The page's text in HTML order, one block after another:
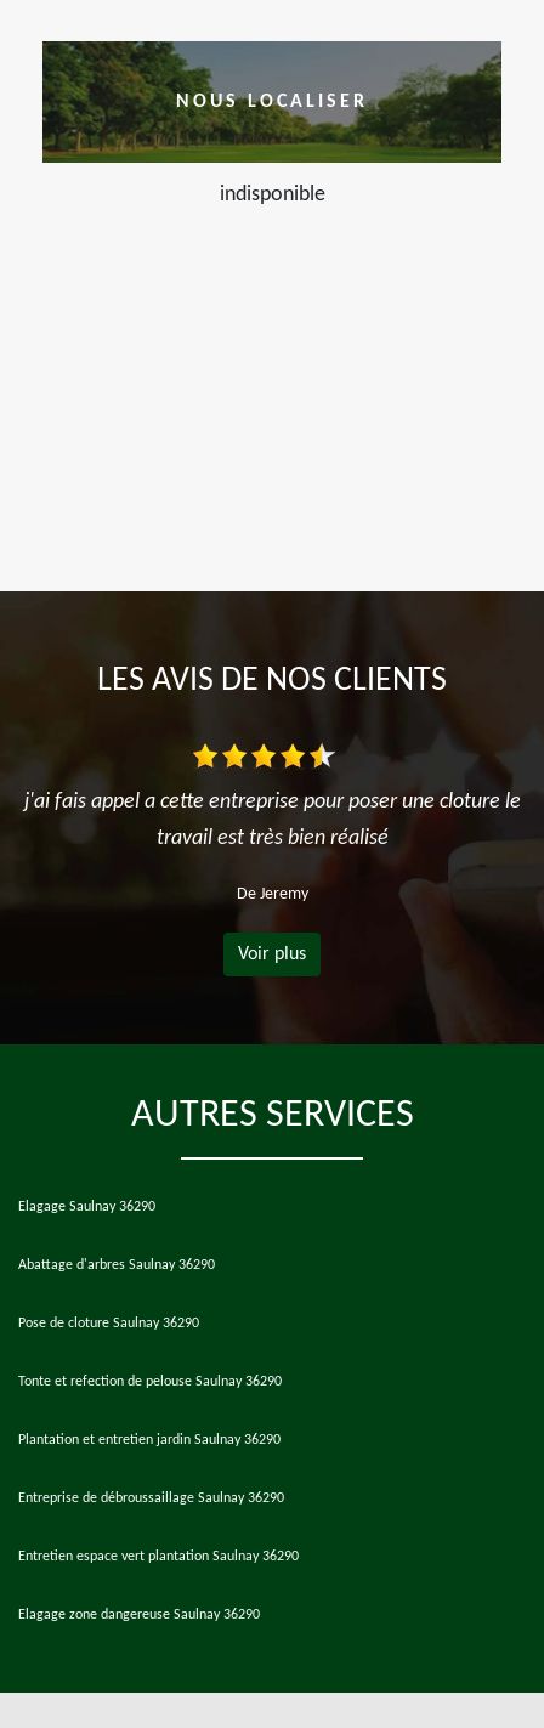
NOUS LOCALISER
indisponible
LES AVIS DE NOS CLIENTS
j'ai fais appel a cette entreprise pour poser une cloture le
travail est très bien réalisé
De Jeremy
Voir plus
AUTRES SERVICES
Elagage Saulnay 36290
Abattage d'arbres Saulnay 36290
Pose de cloture Saulnay 36290
Tonte et refection de pelouse Saulnay 36290
Plantation et entretien jardin Saulnay 36290
Entreprise de débroussaillage Saulnay 36290
Entretien espace vert plantation Saulnay 36290
Elagage zone dangereuse Saulnay 36290